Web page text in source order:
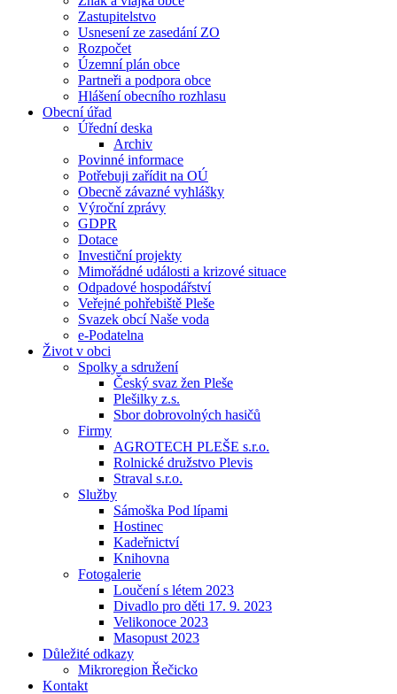
Zastupitelstvo
Usnesení ze zasedání ZO
Rozpočet
Územní plán obce
Partneři a podpora obce
Hlášení obecního rozhlasu
Obecní úřad
Úřední deska
Archiv
Povinné informace
Potřebuji zařídit na OÚ
Obecně závazné vyhlášky
Výroční zprávy
GDPR
Dotace
Investiční projekty
Mimořádné události a krizové situace
Odpadové hospodářství
Veřejné pohřebiště Pleše
Svazek obcí Naše voda
e-Podatelna
Život v obci
Spolky a sdružení
Český svaz žen Pleše
Plešilky z.s.
Sbor dobrovolných hasičů
Firmy
AGROTECH PLEŠE s.r.o.
Rolnické družstvo Plevis
Straval s.r.o.
Služby
Sámoška Pod lípami
Hostinec
Kadeřnictví
Knihovna
Fotogalerie
Loučení s létem 2023
Divadlo pro děti 17. 9. 2023
Velikonoce 2023
Masopust 2023
Důležité odkazy
Mikroregion Řečicko
Kontakt